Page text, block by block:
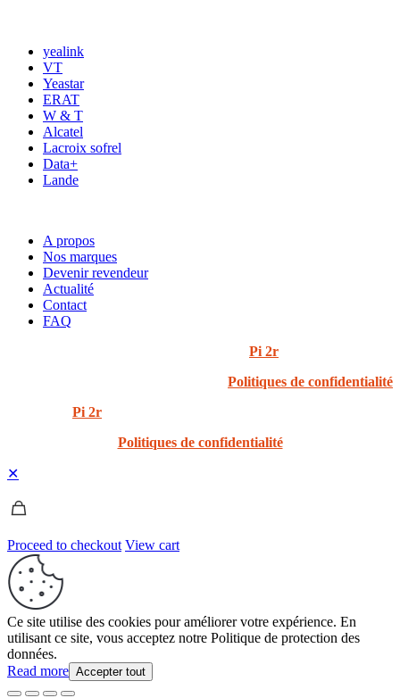
yealink
VT
Yeastar
ERAT
W & T
Alcatel
Lacroix sofrel
Data+
Lande
A propos
Nos marques
Devenir revendeur
Actualité
Contact
FAQ
Pi 2r
Politiques de confidentialité
Pi 2r
Politiques de confidentialité
✕
Proceed to checkout View cart
Ce site utilise des cookies pour améliorer votre expérience. En
utilisant ce site, vous acceptez notre Politique de protection des
données.
Read more Accepter tout